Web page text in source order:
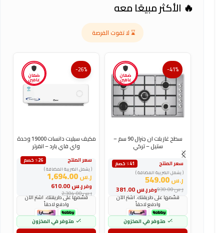
🔥 الأكثر مبيعًا معه
⌛ لا تفوت الفرصة
ضمان
عامين
-41%
سطح غاز بلت ان جنرال 90 سم –
ستيل – تركي
سعر المنتج
٪41 خصم
( يشمل الضريبة المضافة )
ر.س549.00
وفرر.س ر.س930.00
قسّمها على طريقتك. اشترِ الآن
وادفع لاحقاً
متوفر في المخزون
ضمان
عامين
-26%
مكيف سبليت دانسات 19000 وحدة
واي فاي بارد – انفرتر
سعر المنتج
٪26 خصم
( يشمل الضريبة المضافة )
ر.س1,694.00
وفرر.س
ر.س2,304.00
قسّمها على طريقتك. اشترِ الآن
وادفع لاحقاً
متوفر في المخزون